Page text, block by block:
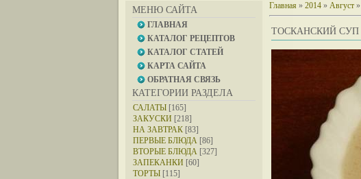
МЕНЮ САЙТА
ГЛАВНАЯ
КАТАЛОГ РЕЦЕПТОВ
КАТАЛОГ СТАТЕЙ
КАРТА САЙТА
ОБРАТНАЯ СВЯЗЬ
КАТЕГОРИИ РАЗДЕЛА
САЛАТЫ [165]
ЗАКУСКИ [218]
НА ЗАВТРАК [83]
ПЕРВЫЕ БЛЮДА [86]
ВТОРЫЕ БЛЮДА [327]
ЗАПЕКАНКИ [60]
ТОРТЫ [115]
Главная » 2014 » Август »
ТОСКАНСКИЙ СУП